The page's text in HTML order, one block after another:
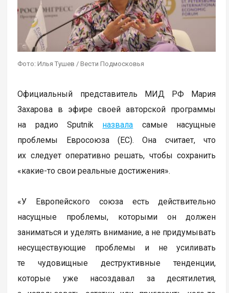
Фото: Илья Тушев / Вести Подмосковья
Официальный представитель МИД РФ Мария
Захарова в эфире своей авторской программы
на радио Sputnik назвала самые насущные
проблемы Евросоюза (ЕС). Она считает, что
их следует оперативно решать, чтобы сохранить
«какие-то свои реальные достижения».
«У Европейского союза есть действительно
насущные проблемы, которыми он должен
заниматься и уделять внимание, а не придумывать
несуществующие проблемы и не усиливать
те чудовищные деструктивные тенденции,
которые уже насоздавал за десятилетия,